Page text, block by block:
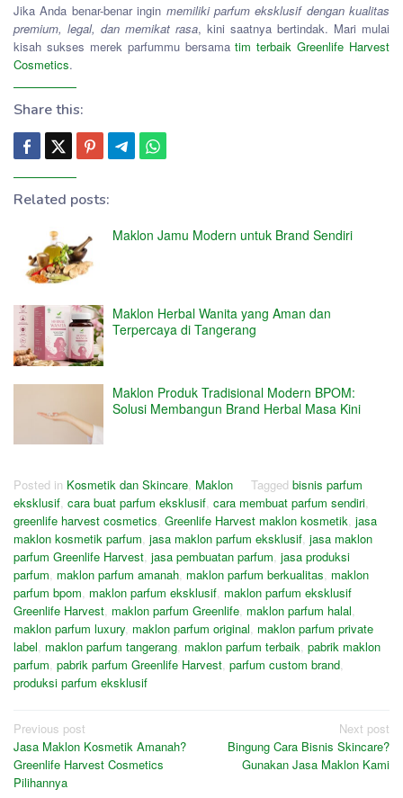
Jika Anda benar-benar ingin memiliki parfum eksklusif dengan kualitas
premium, legal, dan memikat rasa, kini saatnya bertindak. Mari mulai
kisah sukses merek parfummu bersamatim terbaik Greenlife Harvest
Cosmetics.
Share this:
Related posts:
Maklon Jamu Modern untuk Brand Sendiri
Maklon Herbal Wanita yang Aman dan
Terpercaya di Tangerang
Maklon Produk Tradisional Modern BPOM:
Solusi Membangun Brand Herbal Masa Kini
Posted in Kosmetik dan Skincare, Maklon Tagged bisnis parfum
eksklusif, cara buat parfum eksklusif, cara membuat parfum sendiri,
greenlife harvest cosmetics, Greenlife Harvest maklon kosmetik, jasa
maklon kosmetik parfum, jasa maklon parfum eksklusif, jasa maklon
parfum Greenlife Harvest, jasa pembuatan parfum, jasa produksi
parfum, maklon parfum amanah, maklon parfum berkualitas, maklon
parfum bpom, maklon parfum eksklusif, maklon parfum eksklusif
Greenlife Harvest, maklon parfum Greenlife, maklon parfum halal,
maklon parfum luxury, maklon parfum original, maklon parfum private
label, maklon parfum tangerang, maklon parfum terbaik, pabrik maklon
parfum, pabrik parfum Greenlife Harvest, parfum custom brand,
produksi parfum eksklusif
Post
navigation
Previous post
Jasa Maklon Kosmetik Amanah?
Greenlife Harvest Cosmetics
Pilihannya
Next post
Bingung Cara Bisnis Skincare?
Gunakan Jasa Maklon Kami